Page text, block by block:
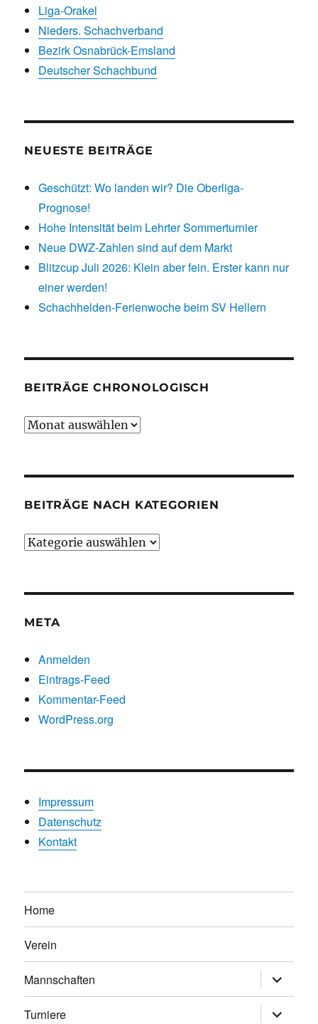
Liga-Orakel
Nieders. Schachverband
Bezirk Osnabrück-Emsland
Deutscher Schachbund
NEUESTE BEITRÄGE
Geschützt: Wo landen wir? Die Oberliga-
Prognose!
Hohe Intensität beim Lehrter Sommerturnier
Neue DWZ-Zahlen sind auf dem Markt
Blitzcup Juli 2026: Klein aber fein. Erster kann nur
einer werden!
Schachhelden-Ferienwoche beim SV Hellern
BEITRÄGE CHRONOLOGISCH
Beiträge
BEITRÄGE NACH KATEGORIEN
Beiträge
META
Anmelden
Eintrags-Feed
Kommentar-Feed
WordPress.org
Impressum
Datenschutz
Kontakt
Home
Verein
Mannschaften
anzeigen
Turniere